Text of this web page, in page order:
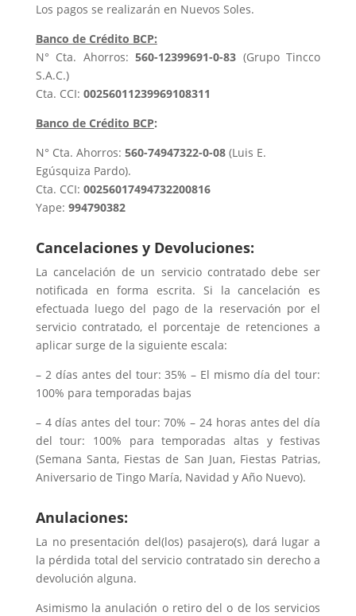
Los pagos se realizarán en Nuevos Soles.
Banco de Crédito BCP:
N° Cta. Ahorros:560-12399691-0-83 (Grupo Tincco
S.A.C.)
Cta. CCI: 00256011239969108311
Banco de Crédito BCP:
N° Cta. Ahorros: 560-74947322-0-08 (Luis E.
Egúsquiza Pardo).
Cta. CCI: 00256017494732200816
Yape: 994790382
Cancelaciones y Devoluciones:
La cancelación de un servicio contratado debe ser
notificada en forma escrita. Si la cancelación es
efectuada luego del pago de la reservación por el
servicio contratado, el porcentaje de retenciones a
aplicar surge de la siguiente escala:
– 2 días antes del tour: 35% – El mismo día del tour:
100% para temporadas bajas
– 4 días antes del tour: 70% – 24 horas antes del día
del tour: 100% para temporadas altas y festivas
(Semana Santa, Fiestas de San Juan, Fiestas Patrias,
Aniversario de Tingo María, Navidad y Año Nuevo).
Anulaciones:
La no presentación del(los) pasajero(s), dará lugar a
la pérdida total del servicio contratado sin derecho a
devolución alguna.
Asimismo la anulación o retiro del o de los servicios